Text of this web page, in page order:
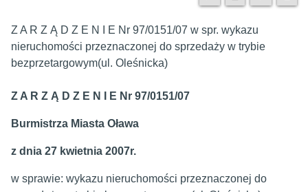
Z A R Z Ą D Z E N I E Nr 97/0151/07 w spr. wykazu
nieruchomości przeznaczonej do sprzedaży w trybie
bezprzetargowym(ul. Oleśnicka)
Z A R Z Ą D Z E N I E Nr 97/0151/07
Burmistrza Miasta Oława
z dnia 27 kwietnia 2007r.
w sprawie: wykazu nieruchomości przeznaczonej do